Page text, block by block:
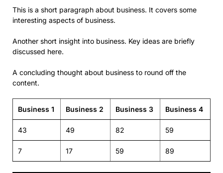
This is a short paragraph about business. It covers some
interesting aspects of business.
Another short insight into business. Key ideas are briefly
discussed here.
A concluding thought about business to round off the
content.
Business 1 Business 2 Business 3 Business 4
43 49 82 59
7 17 59 89